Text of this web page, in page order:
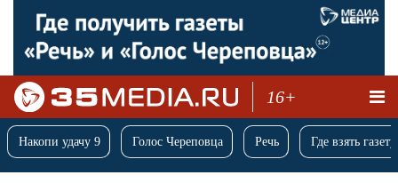
16+
Накопи удачу 9 Голос Череповца Речь Где взять